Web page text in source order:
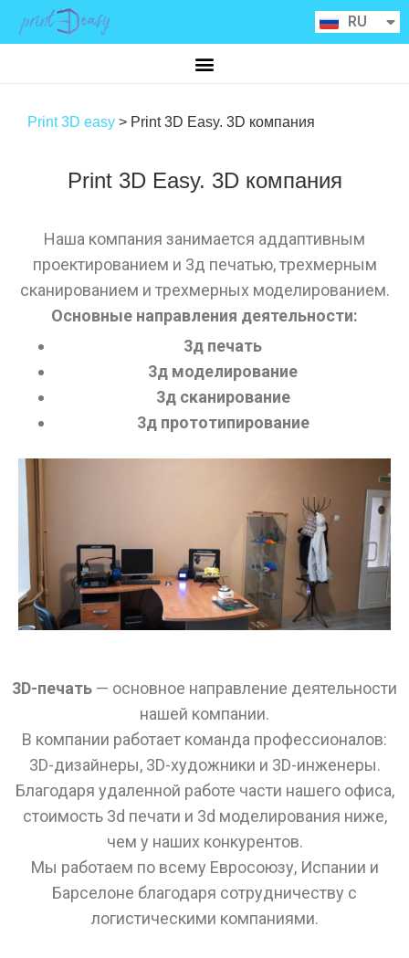
RU
ES
CA
Print 3D easy > Print 3D Easy. 3D компания
Print 3D Easy. 3D компания
Наша компания занимается аддаптивным
проектированием и 3д печатью, трехмерным
сканированием и трехмерных моделированием.
Основные направления деятельности:
3д печать
3д моделирование
3д сканирование
3д прототипирование
3D-печать — основное направление деятельности
нашей компании.
В компании работает команда профессионалов:
3D-дизайнеры, 3D-художники и 3D-инженеры.
Благодаря удаленной работе части нашего офиса,
стоимость 3d печати и 3d моделирования ниже,
чем у наших конкурентов.
Мы работаем по всему Евросоюзу, Испании и
Барселоне благодаря сотрудничеству с
логистическими компаниями.